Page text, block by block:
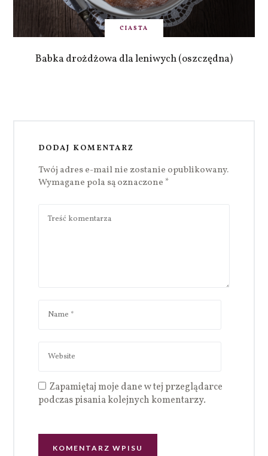
CIASTA
Babka drożdżowa dla leniwych (oszczędna)
DODAJ KOMENTARZ
Twój adres e-mail nie zostanie opublikowany.
Wymagane pola są oznaczone *
Zapamiętaj moje dane w tej przeglądarce
podczas pisania kolejnych komentarzy.